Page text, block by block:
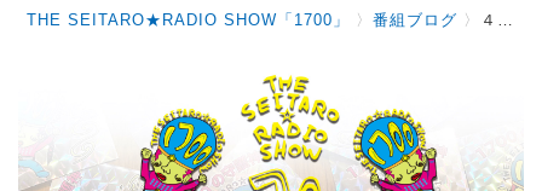
THE SEITARO★RADIO SHOW「1700」 〉番組ブログ 〉 ４月１３日（月）